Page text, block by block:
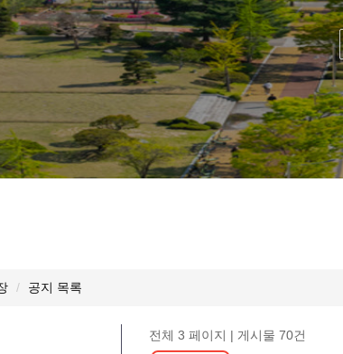
공지 목록
전체 3 페이지 | 게시물 70건